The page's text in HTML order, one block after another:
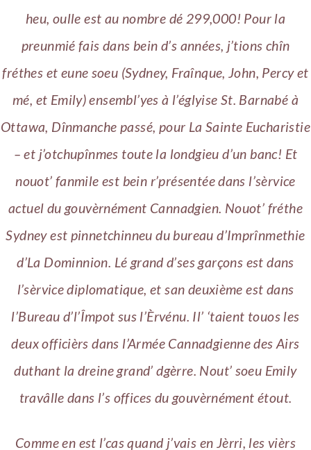
heu, oulle est au nombre dé 299,000! Pour la
preunmié fais dans bein d’s années, j’tions chîn
fréthes et eune soeu (Sydney, Fraînque, John, Percy et
mé, et Emily) ensembl’yes à l’églyise St. Barnabé à
Ottawa, Dînmanche passé, pour La Sainte Eucharistie
– et j’otchupînmes toute la londgieu d’un banc! Et
nouot’ fanmile est bein r’présentée dans l’sèrvice
actuel du gouvèrnément Cannadgien. Nouot’ fréthe
Sydney est pinnetchinneu du bureau d’Imprînmethie
d’La Dominnion. Lé grand d’ses garçons est dans
l’sèrvice diplomatique, et san deuxième est dans
l’Bureau d’l’Împot sus l’Èrvénu. Il’ ‘taient touos les
deux officièrs dans l’Armée Cannadgienne des Airs
duthant la dreine grand’ dgèrre. Nout’ soeu Emily
travâlle dans l’s offices du gouvèrnément étout.
Comme en est l’cas quand j’vais en Jèrri, les vièrs